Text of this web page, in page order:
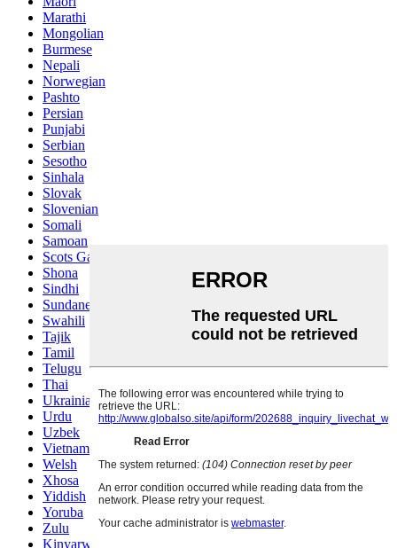
Marathi
Mongolian
Burmese
Nepali
Norwegian
Pashto
Persian
Punjabi
Serbian
Sesotho
Sinhala
Slovak
Slovenian
Somali
Samoan
Scots Gaelic
Shona
Sindhi
Sundanese
Swahili
Tajik
Tamil
Telugu
Thai
Ukrainian
Urdu
Uzbek
Vietnamese
Welsh
Xhosa
Yiddish
Yoruba
Zulu
Kinyarwanda